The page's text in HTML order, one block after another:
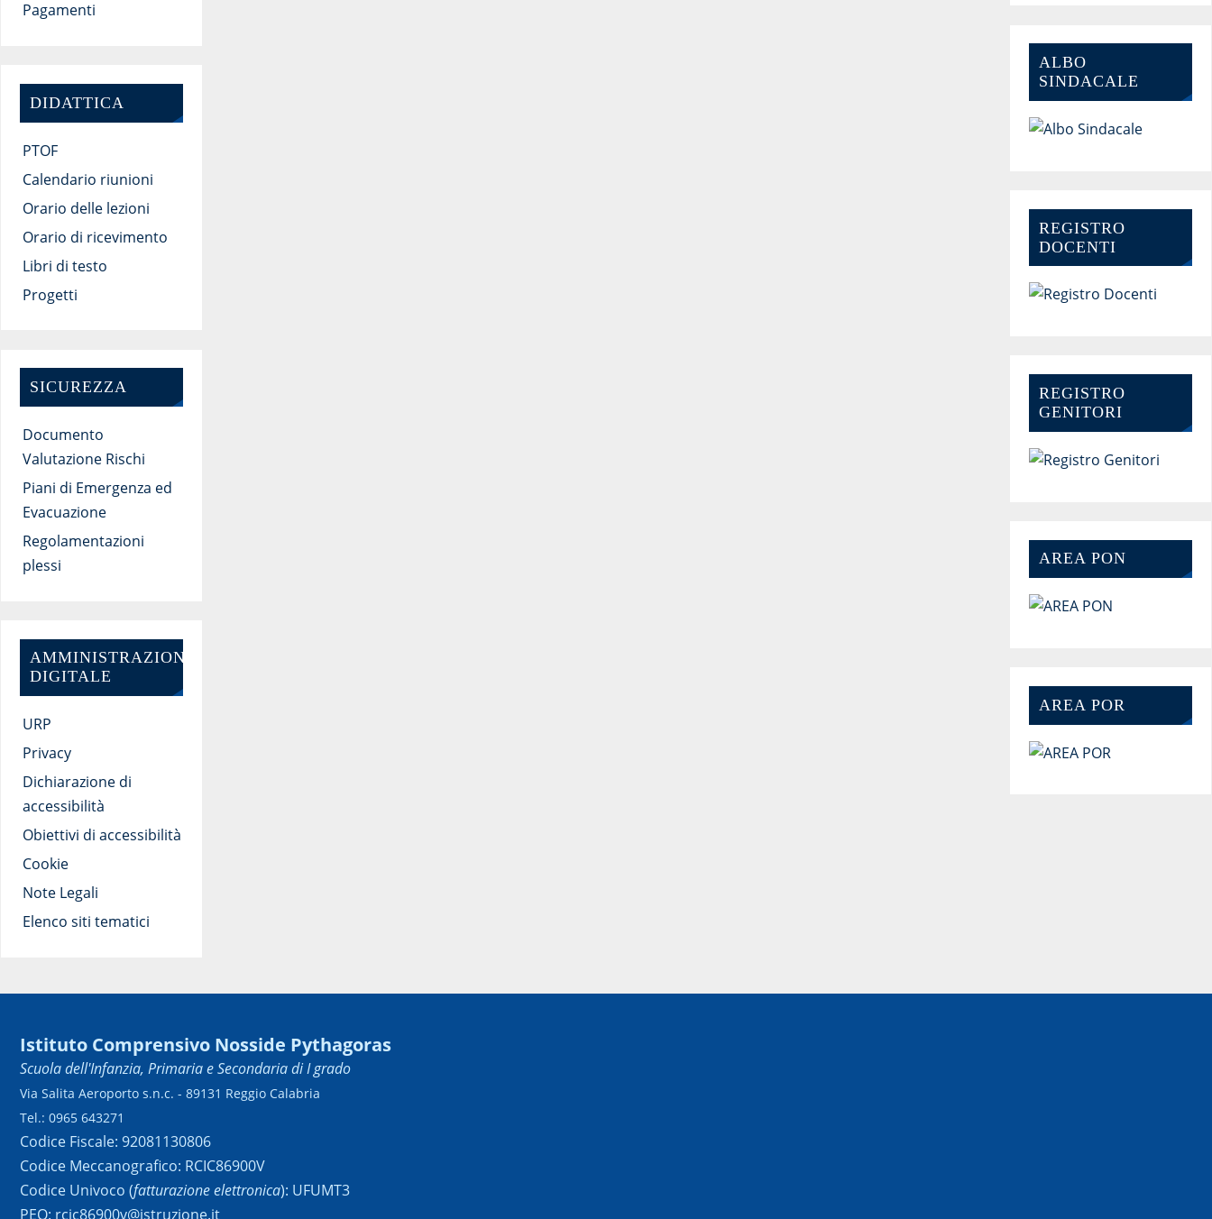
Pagamenti
DIDATTICA
PTOF
Calendario riunioni
Orario delle lezioni
Orario di ricevimento
Libri di testo
Progetti
SICUREZZA
Documento
Valutazione Rischi
Piani di Emergenza ed
Evacuazione
Regolamentazioni
plessi
AMMINISTRAZIONE
DIGITALE
URP
Privacy
Dichiarazione di
accessibilità
Obiettivi di accessibilità
Cookie
Note Legali
Elenco siti tematici
ALBO
SINDACALE
REGISTRO
DOCENTI
REGISTRO
GENITORI
AREA PON
AREA POR
Istituto Comprensivo Nosside Pythagoras
Scuola dell'Infanzia, Primaria e Secondaria di I grado
Via Salita Aeroporto s.n.c. - 89131 Reggio Calabria
Tel.: 0965 643271
Codice Fiscale: 92081130806
Codice Meccanografico: RCIC86900V
Codice Univoco (fatturazione elettronica): UFUMT3
PEO: rcic86900v@istruzione.it